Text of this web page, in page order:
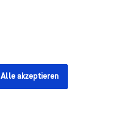
Alle akzeptieren